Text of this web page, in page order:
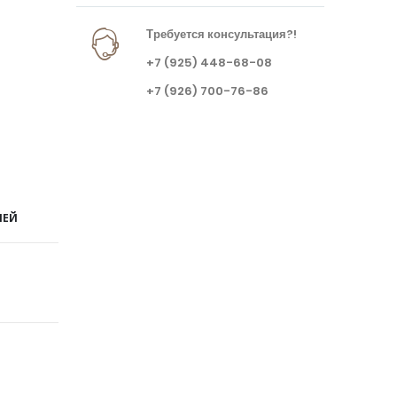
Требуется консультация?!
+7 (925) 448-68-08
+7 (926) 700-76-86